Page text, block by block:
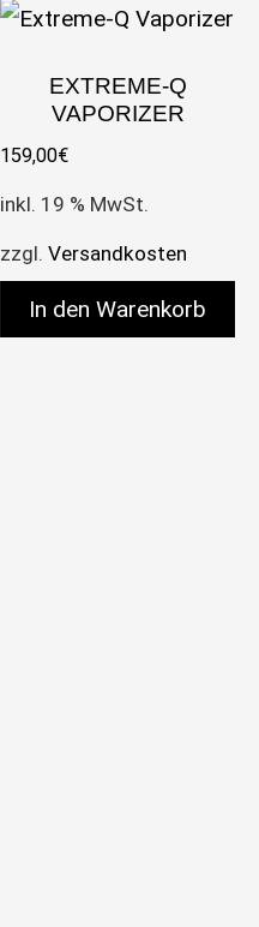
EXTREME-Q
VAPORIZER
159,00€
inkl. 19 % MwSt.
zzgl.Versandkosten
In den Warenkorb